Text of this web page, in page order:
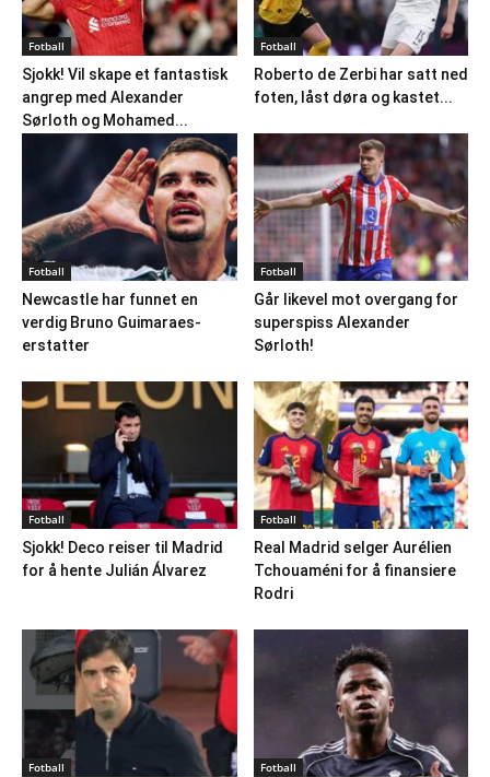
Fotball
Sjokk! Vil skape et fantastisk
angrep med Alexander
Sørloth og Mohamed...
Fotball
Roberto de Zerbi har satt ned
foten, låst døra og kastet...
Fotball
Newcastle har funnet en
verdig Bruno Guimaraes-
erstatter
Fotball
Går likevel mot overgang for
superspiss Alexander
Sørloth!
Fotball
Sjokk! Deco reiser til Madrid
for å hente Julián Álvarez
Fotball
Real Madrid selger Aurélien
Tchouaméni for å finansiere
Rodri
Fotball Fotball